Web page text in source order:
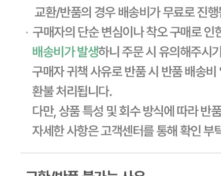
... 🛒 🛒 🛒
설탕.물엿.올리고당 BEST더보기
판매자 정보
판매자 상호
CJ프레시웨이
사업장 소재지
타) 씨제이프레시웨이